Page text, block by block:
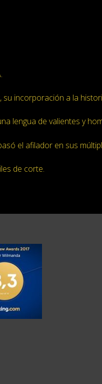
incorporación a la
lengua de valientes y
el afilador en sus
de corte.